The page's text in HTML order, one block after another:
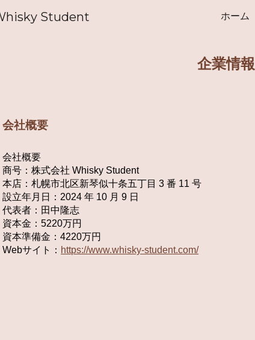
Skip to main content
Student ホーム
企業情報
会社概要
会社概要
商号：株式会社 Whisky Student
本店：札幌市北区新琴似十条五丁目 3 番 11 号
設立年月日：2024 年 10 月 9 日
代表者：田中隆志
資本金：5220万円
資本準備金：4220万円
Webサイト： https://www.whisky-student.com/